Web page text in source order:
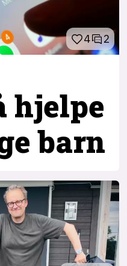
4 2
hjelpe
barn